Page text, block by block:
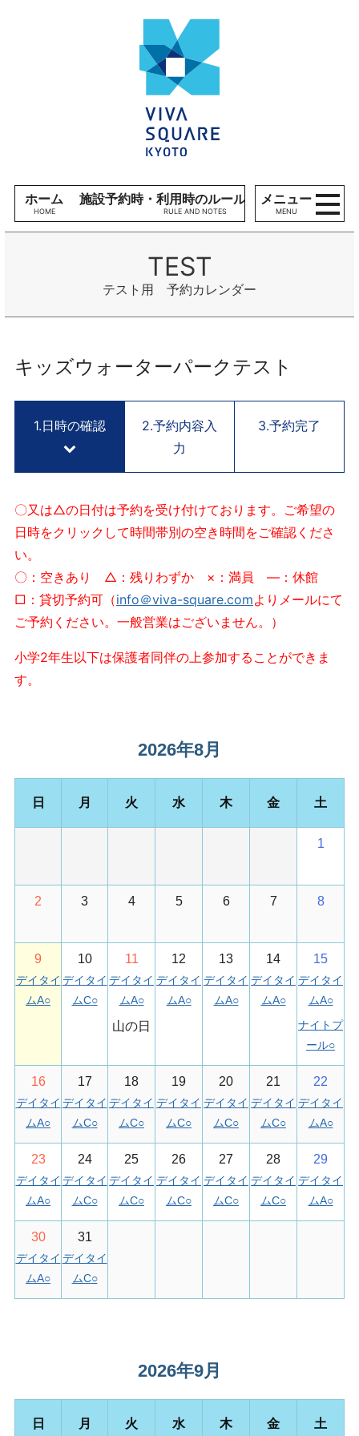
E
Y
用
予
約
V
V
A
S
Q
U
R
E
Y
用
が
ま
ホーム 施設予約時・利用時のルール、留意事項
メニュー
MENU
テスト用 予約カレンダー
キッズウォーターパークテスト
1.日時の確認
2.予約内容入
力
3.予約完了
〇又は△の日付は予約を受け付けております。ご希望の
日時をクリックして時間帯別の空き時間をご確認くださ
い。
〇：空きあり △：残りわずか ×：満員 ―：休館
□：貸切予約可（info＠viva-square.comよりメールにて
ご予約ください。一般営業はございません。）
小学2年生以下は保護者同伴の上参加することができま
す。
2026年8月
日 月 火 水 木 金 土
1
2 3 4 5 6 7 8
9
デイタイ
ムA○
10
デイタイ
ムC○
11
デイタイ
ムA○
山の日
12
デイタイ
ムA○
13
デイタイ
ムA○
14
デイタイ
ムA○
15
デイタイ
ムA○
ナイトプ
ール○
16
デイタイ
ムA○
17
デイタイ
ムC○
18
デイタイ
ムC○
19
デイタイ
ムC○
20
デイタイ
ムC○
21
デイタイ
ムC○
22
デイタイ
ムA○
23
デイタイ
ムA○
24
デイタイ
ムC○
25
デイタイ
ムC○
26
デイタイ
ムC○
27
デイタイ
ムC○
28
デイタイ
ムC○
29
デイタイ
ムA○
30
デイタイ
ムA○
31
デイタイ
ムC○
2026年9月
日 月 火 水 木 金 土